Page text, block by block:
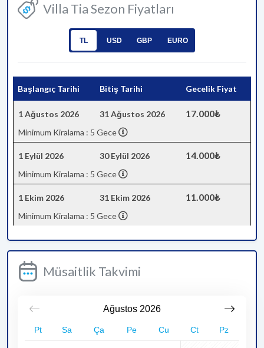
Villa Tia Sezon Fiyatları
TL USD GBP EURO
Başlangıç Tarihi Bitiş Tarihi Gecelik Fiyat
1 Ağustos 2026 31 Ağustos 2026 17.000₺
Minimum Kiralama : 5 Gece
1 Eylül 2026 30 Eylül 2026 14.000₺
Minimum Kiralama : 5 Gece
1 Ekim 2026 31 Ekim 2026 11.000₺
Minimum Kiralama : 5 Gece
Müsaitlik Takvimi
Ağustos 2026
Pt Sa Ça Pe Cu Ct Pz